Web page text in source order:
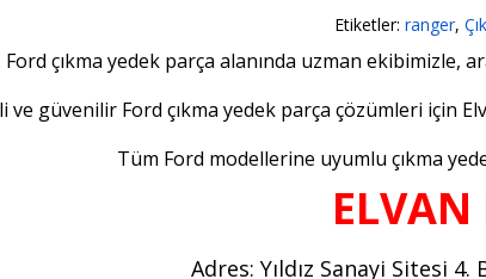
Etiketler: ranger,
çıkma yedek parça alanında uzman ekibimizle,
ve güvenilir Ford çıkma yedek parça çözümleri için
Tüm Ford modellerine uyumlu çıkma
ELVAN
Adres: Yıldız Sanayi Sitesi